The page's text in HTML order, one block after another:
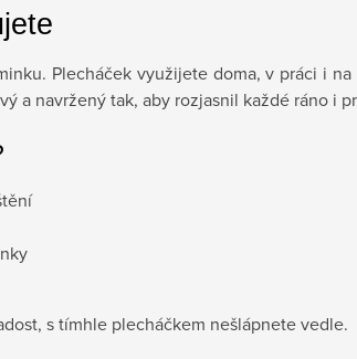
Plecháček využijete doma, v práci i
a navržený tak, aby rozjasnil každé ráno i
s tímhle plecháčkem nešlápnete vedle.